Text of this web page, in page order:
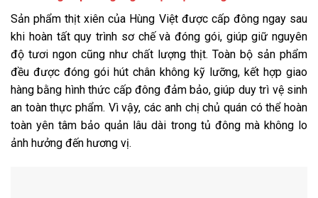
Sản phẩm thịt xiên của Hùng Việt được cấp đông ngay sau
khi hoàn tất quy trình sơ chế và đóng gói, giúp giữ nguyên
độ tươi ngon cũng như chất lượng thịt. Toàn bộ sản phẩm
đều được đóng gói hút chân không kỹ lưỡng, kết hợp giao
hàng bằng hình thức cấp đông đảm bảo, giúp duy trì vệ sinh
an toàn thực phẩm. Vì vậy, các anh chị chủ quán có thể hoàn
toàn yên tâm bảo quản lâu dài trong tủ đông mà không lo
ảnh hưởng đến hương vị.